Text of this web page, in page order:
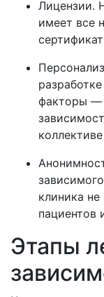
Лицензии.
имеет все
факторы —
клиника
пациентов
Этапы